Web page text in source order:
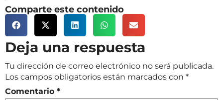
Comparte este contenido
Deja una respuesta
Tu dirección de correo electrónico no será publicada.
Los campos obligatorios están marcados con *
Comentario *